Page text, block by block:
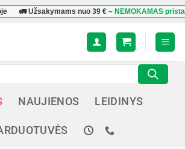
🚛 Užsakymams nuo39 €–NEMOKAMAS
NAUJIENOS LEIDINYS